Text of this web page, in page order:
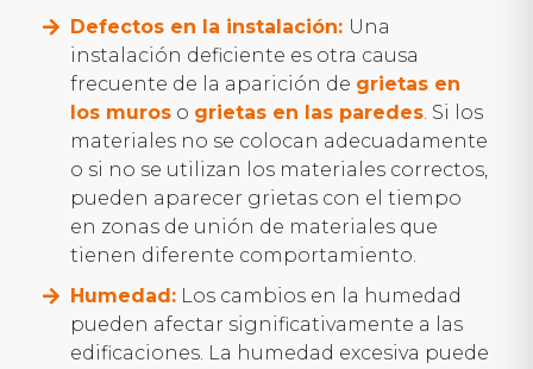
Defectos en la instalación: Una
instalación deficiente es otra causa
frecuente de la aparición de grietas en
los muros o grietas en las paredes. Si los
materiales no se colocan adecuadamente
o si no se utilizan los materiales correctos,
pueden aparecer grietas con el tiempo
en zonas de unión de materiales que
tienen diferente comportamiento.
Humedad: Los cambios en la humedad
pueden afectar significativamente a las
edificaciones. La humedad excesiva puede